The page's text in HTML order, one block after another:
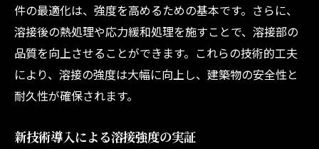
件の最適化は、強度を高めるための基本です。さらに、
溶接後の熱処理や応力緩和処理を施すことで、溶接部の
品質を向上させることができます。これらの技術的工夫
により、溶接の強度は大幅に向上し、建築物の安全性と
耐久性が確保されます。
新技術導入による溶接強度の実証